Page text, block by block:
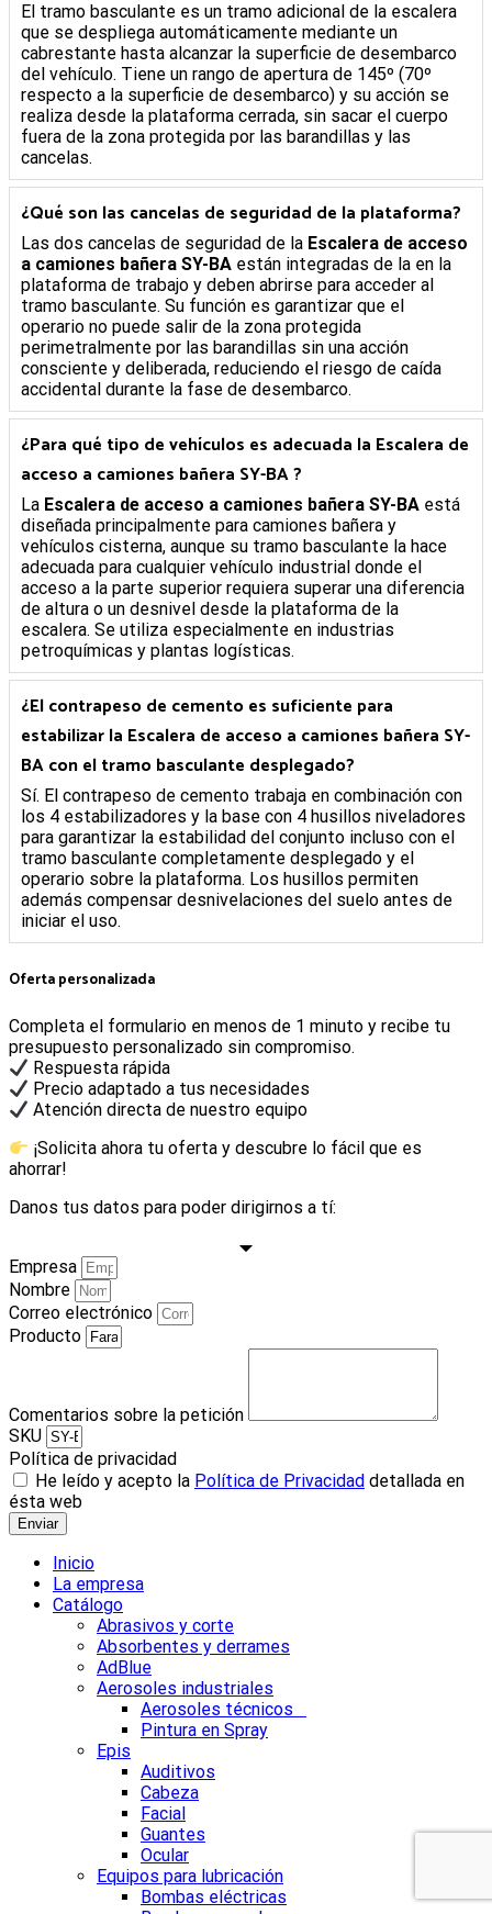
El tramo basculante es un tramo adicional de la escalera
que se despliega automáticamente mediante un
cabrestante hasta alcanzar la superficie de desembarco
del vehículo. Tiene un rango de apertura de 145º (70º
respecto a la superficie de desembarco) y su acción se
realiza desde la plataforma cerrada, sin sacar el cuerpo
fuera de la zona protegida por las barandillas y las
cancelas.
¿Qué son las cancelas de seguridad de la plataforma?
Las dos cancelas de seguridad de la Escalera de acceso
a camiones bañera SY-BA están integradas de la en la
plataforma de trabajo y deben abrirse para acceder al
tramo basculante. Su función es garantizar que el
operario no puede salir de la zona protegida
perimetralmente por las barandillas sin una acción
consciente y deliberada, reduciendo el riesgo de caída
accidental durante la fase de desembarco.
¿Para qué tipo de vehículos es adecuada la Escalera de
acceso a camiones bañera SY-BA?
La Escalera de acceso a camiones bañera SY-BA está
diseñada principalmente para camiones bañera y
vehículos cisterna, aunque su tramo basculante la hace
adecuada para cualquier vehículo industrial donde el
acceso a la parte superior requiera superar una diferencia
de altura o un desnivel desde la plataforma de la
escalera. Se utiliza especialmente en industrias
petroquímicas y plantas logísticas.
¿El contrapeso de cemento es suficiente para
estabilizar la Escalera de acceso a camiones bañera SY-
BAcon el tramo basculante desplegado?
Sí. El contrapeso de cemento trabaja en combinación con
los 4 estabilizadores y la base con 4 husillos niveladores
para garantizar la estabilidad del conjunto incluso con el
tramo basculante completamente desplegado y el
operario sobre la plataforma. Los husillos permiten
además compensar desnivelaciones del suelo antes de
iniciar el uso.
Oferta personalizada
Completa el formulario en menos de 1 minuto y recibe tu
presupuesto personalizado sin compromiso.
Respuesta rápida
Precio adaptado a tus necesidades
Atención directa de nuestro equipo
¡Solicita ahora tu oferta y descubre lo fácil que es
ahorrar!
Danos tus datos para poder dirigirnos a tí:
Empresa
Nombre
Correo electrónico
Producto
Comentarios sobre la petición
SKU
Política de privacidad
He leído y acepto la Política de Privacidad detallada en
ésta web
Enviar
Inicio
La empresa
Catálogo
Abrasivos y corte
Absorbentes y derrames
AdBlue
Aerosoles industriales
Aerosoles técnicos
Pintura en Spray
Epis
Auditivos
Cabeza
Facial
Guantes
Ocular
Equipos para lubricación
Bombas eléctricas